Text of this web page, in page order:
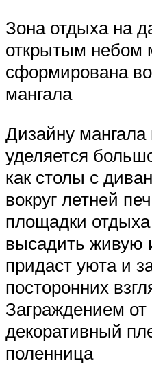
Зона отдыха на
открытым небом
сформирована
мангала
Дизайну мангала
уделяется
как столы с
вокруг летней
площадки
высадить живую
придаст уюта и
посторонних
Заграждением от
декоративный
поленница